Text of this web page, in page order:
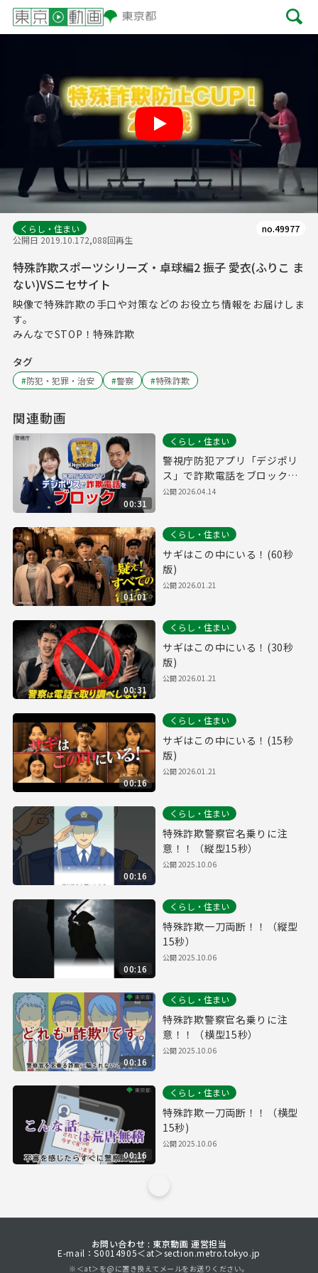
くらし・住まい
公開日 2019.10.172,088回再生
no.49977
特殊詐欺スポーツシリーズ・卓球編2 振子 愛衣(ふりこ ま
ない)VSニセサイト
映像で特殊詐欺の手口や対策などのお役立ち情報をお届けしま
す。
みんなでSTOP！特殊詐欺
タグ
#防犯・犯罪・治安 #警察 #特殊詐欺
関連動画
00:31
くらし・住まい
警視庁防犯アプリ「デジポリ
ス」で詐欺電話をブロック！
（30秒版）
公開2026.04.14
01:01
くらし・住まい
サギはこの中にいる！(60秒
版)
公開2026.01.21
00:31
くらし・住まい
サギはこの中にいる！(30秒
版)
公開2026.01.21
00:16
くらし・住まい
サギはこの中にいる！(15秒
版)
公開2026.01.21
00:16
くらし・住まい
特殊詐欺警察官名乗りに注
意！！（縦型15秒）
公開2025.10.06
00:16
くらし・住まい
特殊詐欺一刀両断！！（縦型
15秒）
公開2025.10.06
00:16
くらし・住まい
特殊詐欺警察官名乗りに注
意！！（横型15秒）
公開2025.10.06
00:16
くらし・住まい
特殊詐欺一刀両断！！（横型
15秒)
公開2025.10.06
お問い合わせ : 東京動画 運営担当
E-mail：S0014905＜at＞section.metro.tokyo.jp
※＜at＞を@に置き換えてメールをお送りください。